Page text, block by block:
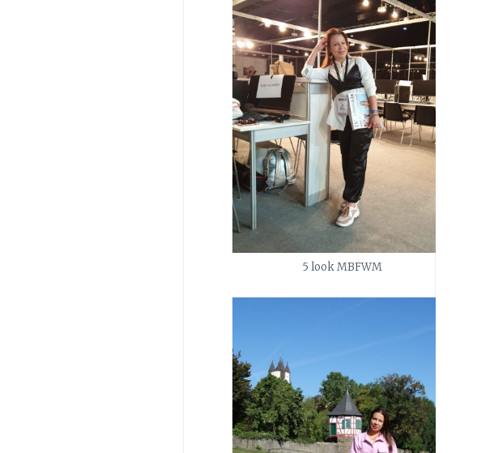
5 look MBFWM